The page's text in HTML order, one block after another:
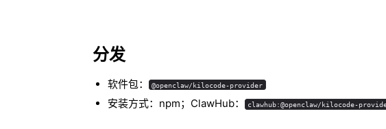
分发
软件包： @openclaw/kilocode-provider
安装方式：npm；ClawHub： clawhub:@openclaw/kilocode-